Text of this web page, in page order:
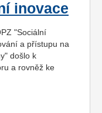
inovace
"Sociální
a přístupu na
došlo k
a rovněž ke